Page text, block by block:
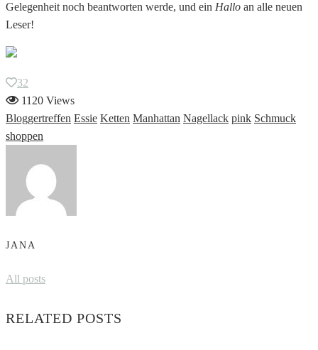
Gelegenheit noch beantworten werde, und ein Hallo an alle neuen
Leser!
32
1120 Views
Bloggertreffen Essie Ketten Manhattan Nagellack pink Schmuck
shoppen
JANA
All posts
RELATED POSTS